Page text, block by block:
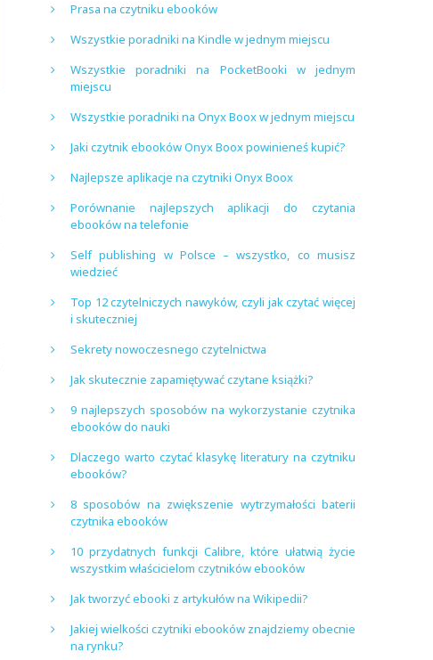
Prasa na czytniku ebooków
Wszystkie poradniki na Kindle w jednym miejscu
Wszystkie poradniki na PocketBooki w jednym
miejscu
Wszystkie poradniki na Onyx Boox w jednym miejscu
Jaki czytnik ebooków Onyx Boox powinieneś kupić?
Najlepsze aplikacje na czytniki Onyx Boox
Porównanie najlepszych aplikacji do czytania
ebooków na telefonie
Self publishing w Polsce – wszystko, co musisz
wiedzieć
Top 12 czytelniczych nawyków, czyli jak czytać więcej
i skuteczniej
Sekrety nowoczesnego czytelnictwa
Jak skutecznie zapamiętywać czytane książki?
9 najlepszych sposobów na wykorzystanie czytnika
ebooków do nauki
Dlaczego warto czytać klasykę literatury na czytniku
ebooków?
8 sposobów na zwiększenie wytrzymałości baterii
czytnika ebooków
10 przydatnych funkcji Calibre, które ułatwią życie
wszystkim właścicielom czytników ebooków
Jak tworzyć ebooki z artykułów na Wikipedii?
Jakiej wielkości czytniki ebooków znajdziemy obecnie
na rynku?